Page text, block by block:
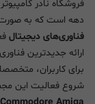
دهه است که به
فناوری‌های دیجیتال
ارائه جدیدترین
برای کاربران،
شروع فعالیت این